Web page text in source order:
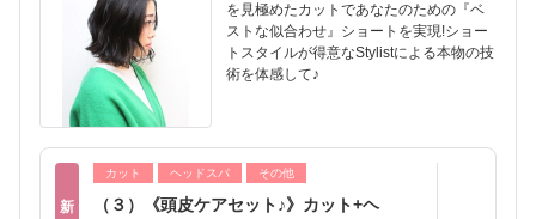
を見極めたカットであなたのための『ベ
ストな似合わせ』ショートを実現!ショー
トスタイルが得意なStylistによる本物の技
術を体感して♪
新
カット ヘッドスパ その他
（３）《頭皮ケアセット♪》カット+ヘ